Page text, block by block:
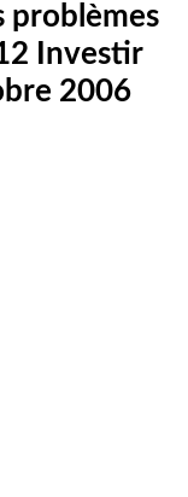
problèmes
Investir
2006